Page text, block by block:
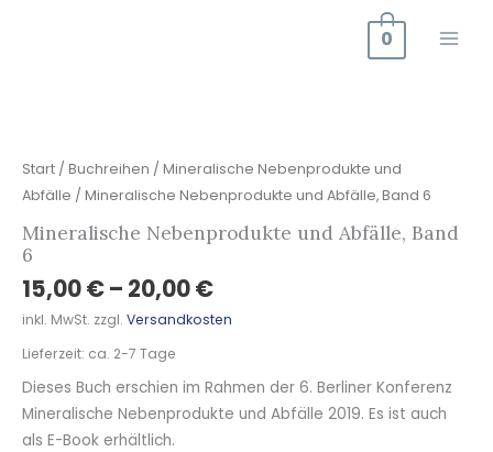
0
Start / Buchreihen / Mineralische Nebenprodukte und
Abfälle / Mineralische Nebenprodukte und Abfälle, Band 6
Mineralische Nebenprodukte und Abfälle, Band
6
15,00€– 20,00€
inkl. MwSt. zzgl. Versandkosten
Lieferzeit: ca. 2-7 Tage
Dieses Buch erschien im Rahmen der 6. Berliner Konferenz
Mineralische Nebenprodukte und Abfälle 2019. Es ist auch
als E-Book erhältlich.
und
Abfälle,
6